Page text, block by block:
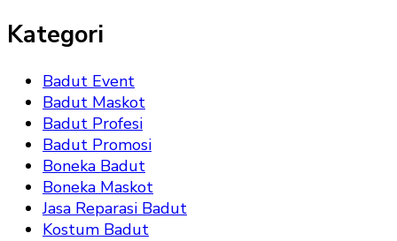
Kategori
Badut Event
Badut Maskot
Badut Profesi
Badut Promosi
Boneka Badut
Boneka Maskot
Jasa Reparasi Badut
Kostum Badut